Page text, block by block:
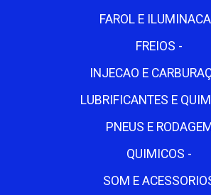
FAROL E
FREIOS -
INJECAO E
LUBRIFICANTES E
PNEUS E
QUIMICOS -
SOM E